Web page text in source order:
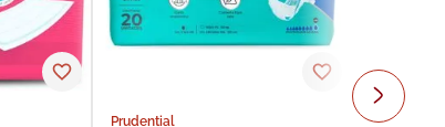
Prudential